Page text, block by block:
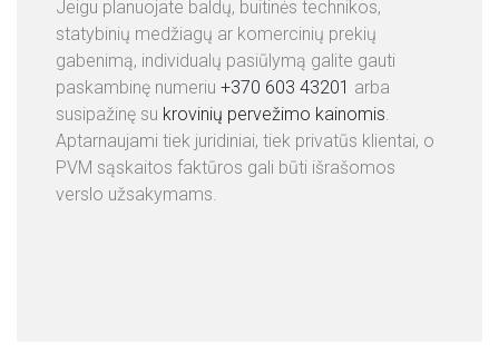
Jeigu planuojate baldų, buitinės technikos,
statybinių medžiagų ar komercinių prekių
gabenimą, individualų pasiūlymą galite gauti
paskambinę numeriu +370 603 43201 arba
susipažinę su krovinių pervežimo kainomis.
Aptarnaujami tiek juridiniai, tiek privatūs klientai, o
PVM sąskaitos faktūros gali būti išrašomos
verslo užsakymams.